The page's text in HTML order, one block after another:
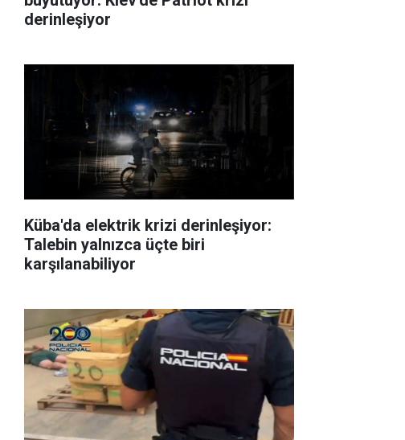
derinleşiyor
Küba'da elektrik krizi derinleşiyor:
Talebin yalnızca üçte biri
karşılanabiliyor